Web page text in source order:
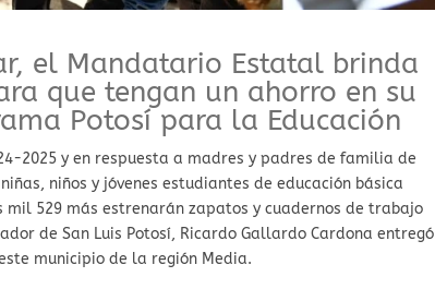
el Mandatario Estatal brinda
que tengan un ahorro en su
Potosí para la Educación
2025 y en respuesta a madres y padres de familia de
niños y jóvenes estudiantes de educación básica
529 más estrenarán zapatos y cuadernos de trabajo
de San Luis Potosí, Ricardo Gallardo Cardona entregó
municipio de la región Media.